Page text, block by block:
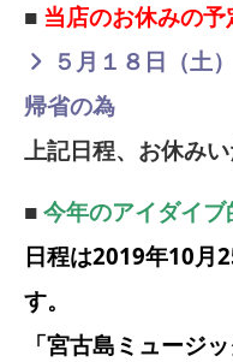
■ 当店のお休みの予
５月１８日（土
帰省の為
上記日程、お休み
■ 今年のアイダイブ
日程は2019年10月
す。
「宮古島ミュージ